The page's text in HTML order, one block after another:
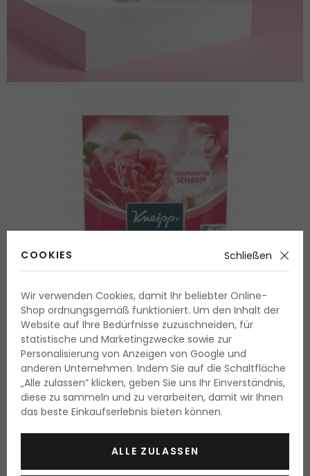
DER BERAUSCHENDE DUFT
AN DER SPITZE DER
COOKIES Schließen
Wir verwenden Cookies, damit Ihr beliebter Online-
Shop ordnungsgemäß funktioniert. Um den Inhalt der
Website auf Ihre Bedürfnisse zuzuschneiden, für
statistische und Marketingzwecke sowie zur
Personalisierung von Anzeigen von Google und
anderen Unternehmen. Indem Sie auf die Schaltfläche
„Alle zulassen“ klicken, geben Sie uns Ihr Einverständnis,
diese zu sammeln und zu verarbeiten, damit wir Ihnen
das beste Einkaufserlebnis bieten können.
ALLE ZULASSEN